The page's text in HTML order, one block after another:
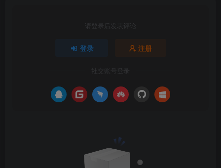
请登录后发表评论
登录 注册
社交账号登录